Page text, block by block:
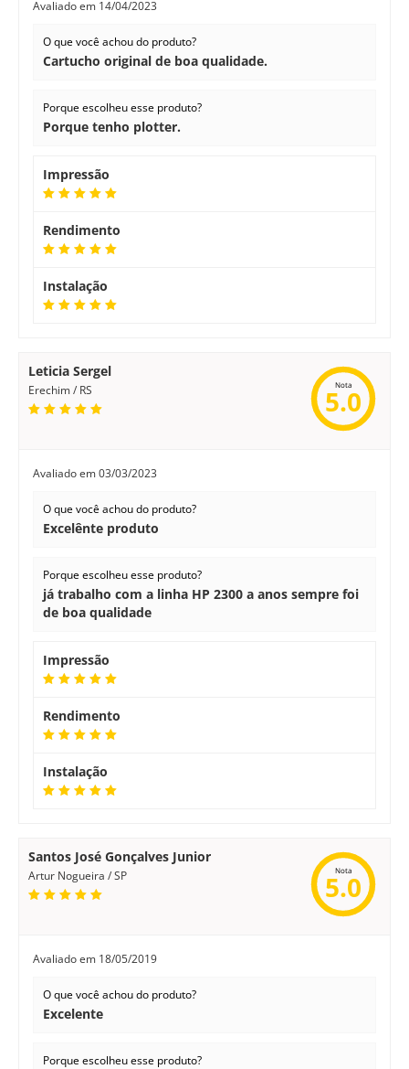
Avaliado em 14/04/2023
O que você achou do produto?
Cartucho original de boa qualidade.
Porque escolheu esse produto?
Porque tenho plotter.
Impressão
Rendimento
Instalação
Leticia Sergel
Erechim / RS Nota
5.0
Avaliado em03/03/2023
O que você achou do produto?
Excelênte produto
Porque escolheu esse produto?
já trabalho com a linha HP 2300 a anos sempre foi
de boa qualidade
Impressão
Rendimento
Instalação
Santos José Gonçalves Junior
Artur Nogueira / SP Nota
5.0
Avaliado em 18/05/2019
O que você achou do produto?
Excelente
Porque escolheu esse produto?